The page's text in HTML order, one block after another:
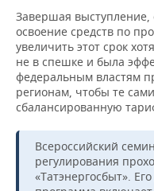
Завершая выступление,
освоение средств по
увеличить этот срок
не в спешке и была
федеральным властям
регионам, чтобы те
сбалансированную
Всероссийский
регулирования
«Татэнергосбыт».